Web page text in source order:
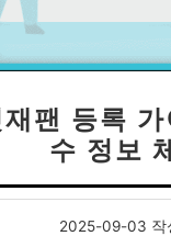
팬 등록
수 정보
2025-09-03 작